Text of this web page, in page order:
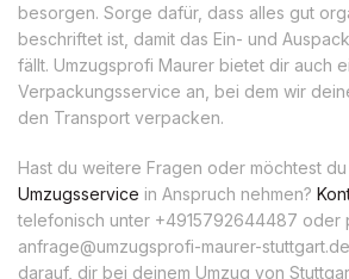
besorgen. Sorge dafür, dass alles gut
beschriftet ist, damit das Ein- und
fällt. Umzugsprofi Maurer bietet dir auch
Verpackungsservice an, bei dem wir
den Transport verpacken.
Hast du weitere Fragen oder möchtest
Umzugsservice in Anspruch nehmen?
telefonisch unter +4915792644487 oder
anfrage@umzugsprofi-maurer-stuttgart.de
darauf, dir bei deinem Umzug von